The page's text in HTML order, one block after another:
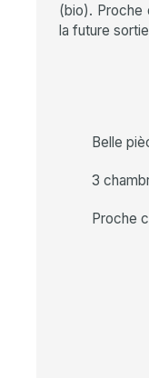
(bio). Proche
la future
Belle
3
Proche